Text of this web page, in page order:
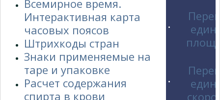
Всемирное время.
Интерактивная карта
часовых поясов
Штрихкоды стран
Знаки применяемые на
таре и упаковке
Расчет содержания
спирта в крови
•
•
Шахи, шашки та нарди: чому класичні наст...